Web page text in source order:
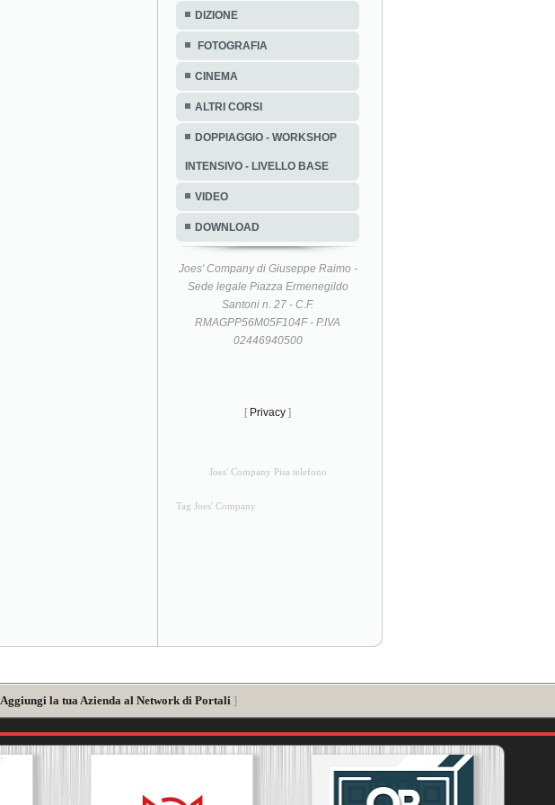
DIZIONE
FOTOGRAFIA
CINEMA
ALTRI CORSI
DOPPIAGGIO - WORKSHOP
INTENSIVO - LIVELLO BASE
VIDEO
DOWNLOAD
Joes' Company di Giuseppe Raimo -
Sede legale Piazza Ermenegildo
Santoni n. 27 - C.F.
RMAGPP56M05F104F - P.IVA
02446940500
[ Privacy ]
Joes' Company Pisa telefono
Tag Joes' Company
Aggiungi la tua Azienda al Network di Portali ]